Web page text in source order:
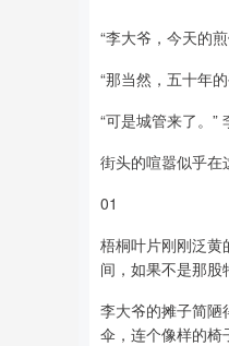
“李大爷，今天的
“那当然，五十年
“可是城管来了。”
街头的喧嚣似乎在
01
梧桐叶片刚刚泛黄
间，如果不是那股
李大爷的摊子简陋
伞，连个像样的椅